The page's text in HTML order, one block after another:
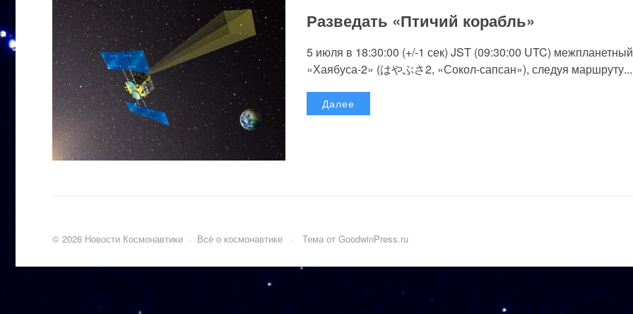
Разведать «Птичий корабль»
5 июля в 18:30:00 (+/-1 сек) JST (09:30:00 UTC)
«Хаябуса-2» (はやぶさ2, «Сокол-сапсан»), следуя маршруту...
Далее
© 2026 Новости Космонавтики · Всё о космонавтике · Тема от GoodwinPress.ru